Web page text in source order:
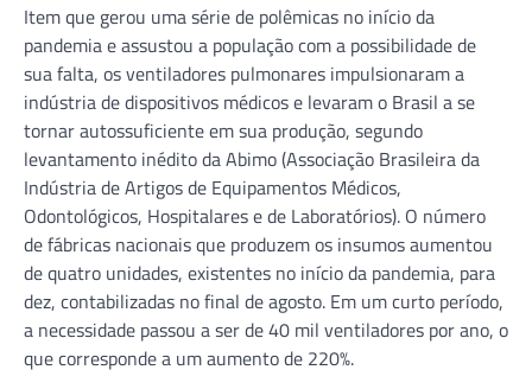
Item que gerou uma série de polêmicas no início da
pandemia e assustou a população com a possibilidade de
sua falta, os ventiladores pulmonares impulsionaram a
indústria de dispositivos médicos e levaram o Brasil a se
tornar autossuficiente em sua produção, segundo
levantamento inédito da Abimo (Associação Brasileira da
Indústria de Artigos de Equipamentos Médicos,
Odontológicos, Hospitalares e de Laboratórios). O número
de fábricas nacionais que produzem os insumos aumentou
de quatro unidades, existentes no início da pandemia, para
dez, contabilizadas no final de agosto. Em um curto período,
a necessidade passou a ser de 40 mil ventiladores por ano, o
que corresponde a um aumento de 220%.